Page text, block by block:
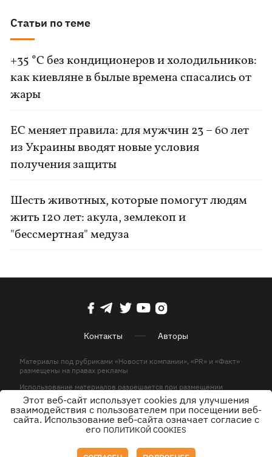
Статьи по теме
+35 °C без кондиционеров и холодильников:
как киевляне в былые времена спасались от
жары
ЕС меняет правила: для мужчин 23 – 60 лет
из Украины вводят новые условия
получения защиты
Шесть животных, которые помогут людям
жить 120 лет: акула, землекоп и
"бессмертная" медуза
Контакты Авторы
Материалы под рубриками «Новости компании», «PR» и «Факт»
размещены на правах рекламы
Использование материалов разрешается при размещении
активной гиперссылки на KP.UA в первом абзаце.
© ООО «ЮЛАВ МЕДИА»,2026. Все права защищены.
Этот веб-сайт использует cookies для улучшения
взаимодействия с пользователем при посещении веб-
сайта. Использование веб-сайта означает согласие с
его ПОЛИТИКОЙ COOKIES